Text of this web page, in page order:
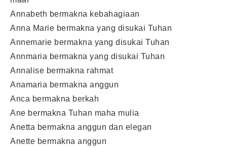
Annabeth bermakna kebahagiaan
Anna Marie bermakna yang disukai Tuhan
Annemarie bermakna yang disukai Tuhan
Annmaria bermakna yang disukai Tuhan
Annalise bermakna rahmat
Anamaria bermakna anggun
Anca bermakna berkah
Ane bermakna Tuhan maha mulia
Anetta bermakna anggun dan elegan
Anette bermakna anggun